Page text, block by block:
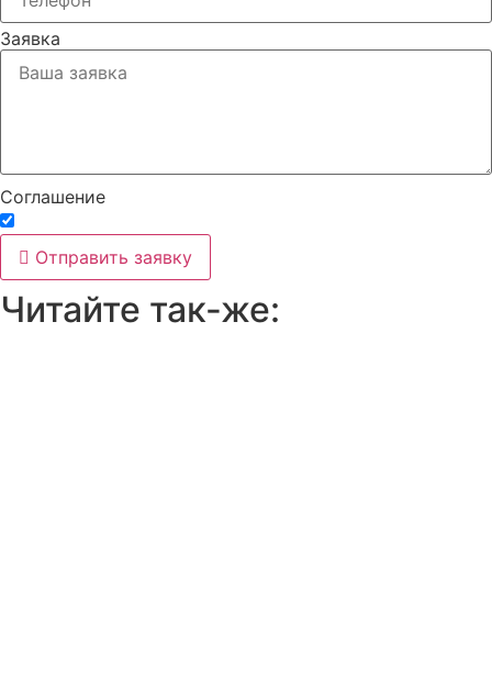
Заявка
Соглашение
Отправить заявку
Читайте так-же: